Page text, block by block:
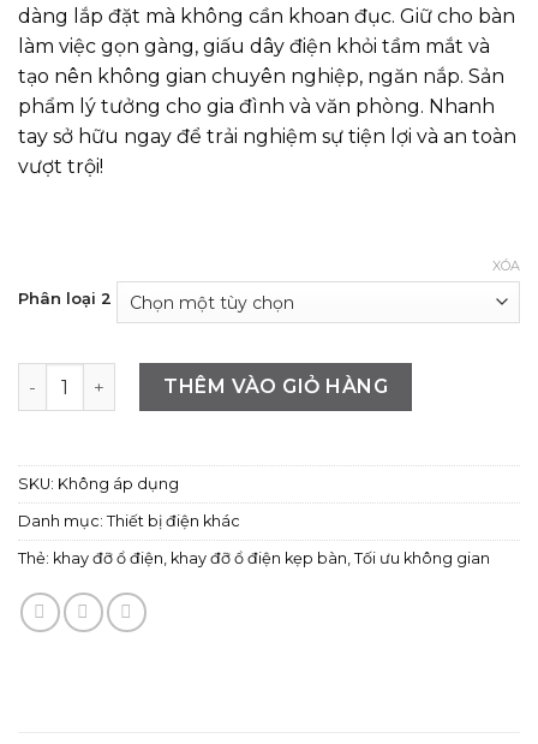
đến
283.000₫
dàng lắp đặt mà không cần khoan đục. Giữ cho bàn
làm việc gọn gàng, giấu dây điện khỏi tầm mắt và
tạo nên không gian chuyên nghiệp, ngăn nắp. Sản
phẩm lý tưởng cho gia đình và văn phòng. Nhanh
tay sở hữu ngay để trải nghiệm sự tiện lợi và an toàn
vượt trội!
Phân loại 2
XÓA
Khay đỡ ổ điện kẹp bàn, dưới bàn - Tiện lợi cho không
THÊM VÀO GIỎ HÀNG
SKU: Không áp dụng
Danh mục: Thiết bị điện khác
Thẻ: khay đỡ ổ điện, khay đỡ ổ điện kẹp bàn, Tối ưu không gian